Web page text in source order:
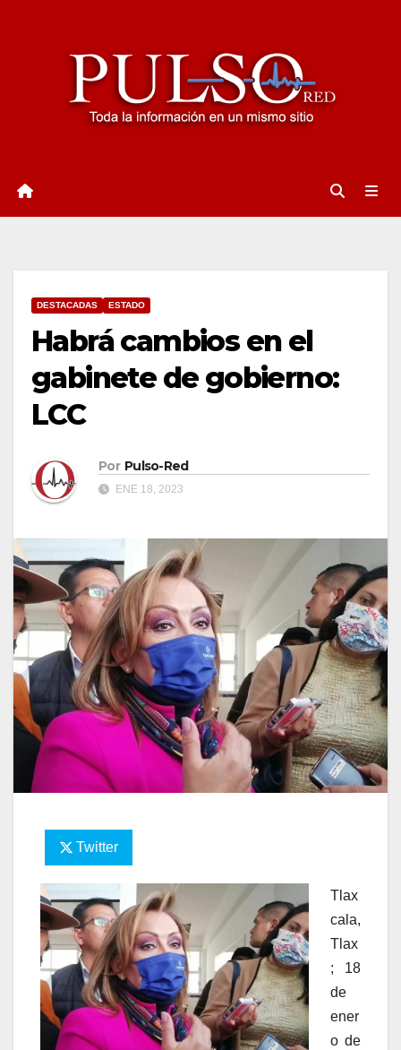
DESTACADAS ESTADO
Habrá cambios en el
gabinete de gobierno:
LCC
Por Pulso-Red
ENE 18, 2023
Twitter
Tlax
cala,
Tlax
; 18
de
ener
o de